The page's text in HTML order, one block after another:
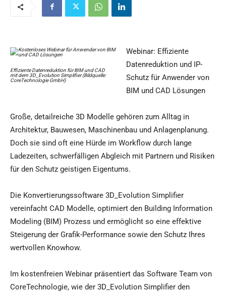
Effiziente Datenreduktion für BIM und CAD
mit dem 3D_Evolution Simplifier (Bildquelle:
CoreTechnologie GmbH)
Webinar: Effiziente
Datenreduktion und IP-
Schutz für Anwender von
BIM und CAD Lösungen
Große, detailreiche 3D Modelle gehören zum Alltag in
Architektur, Bauwesen, Maschinenbau und Anlagenplanung.
Doch sie sind oft eine Hürde im Workflow durch lange
Ladezeiten, schwerfälligen Abgleich mit Partnern und Risiken
für den Schutz geistigen Eigentums.
Die Konvertierungssoftware 3D_Evolution Simplifier
vereinfacht CAD Modelle, optimiert den Building Information
Modeling (BIM) Prozess und ermöglicht so eine effektive
Steigerung der Grafik-Performance sowie den Schutz Ihres
wertvollen Knowhow.
Im kostenfreien Webinar präsentiert das Software Team von
CoreTechnologie, wie der 3D_Evolution Simplifier den